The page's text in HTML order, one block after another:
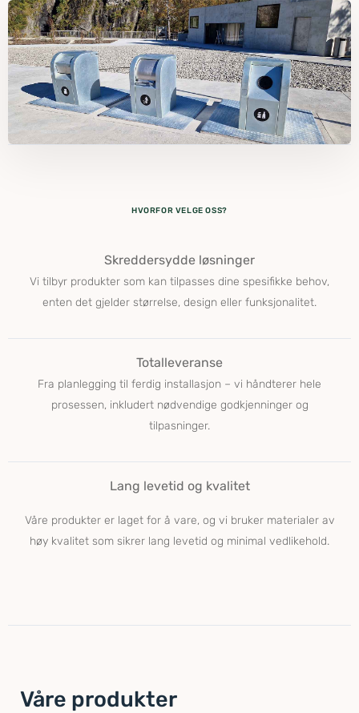
HVORFOR VELGE OSS?
Skreddersydde løsninger
Vi tilbyr produkter som kan tilpasses dine spesifikke behov,
enten det gjelder størrelse, design eller funksjonalitet.
Totalleveranse
Fra planlegging til ferdig installasjon – vi håndterer hele
prosessen, inkludert nødvendige godkjenninger og
tilpasninger.
Lang levetid og kvalitet
Våre produkter er laget for å vare, og vi bruker materialer av
høy kvalitet som sikrer lang levetid og minimal vedlikehold.
Våre produkter